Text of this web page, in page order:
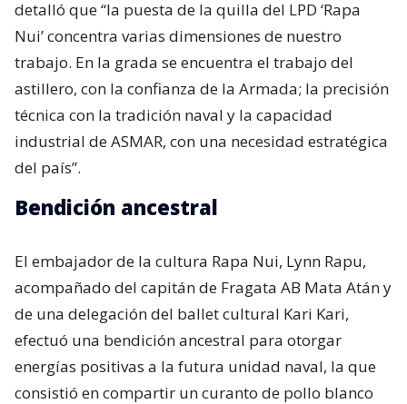
detalló que “la puesta de la quilla del LPD ‘Rapa
Nui’ concentra varias dimensiones de nuestro
trabajo. En la grada se encuentra el trabajo del
astillero, con la confianza de la Armada; la precisión
técnica con la tradición naval y la capacidad
industrial de ASMAR, con una necesidad estratégica
del país”.
Bendición ancestral
El embajador de la cultura Rapa Nui, Lynn Rapu,
acompañado del capitán de Fragata AB Mata Atán y
de una delegación del ballet cultural Kari Kari,
efectuó una bendición ancestral para otorgar
energías positivas a la futura unidad naval, la que
consistió en compartir un curanto de pollo blanco